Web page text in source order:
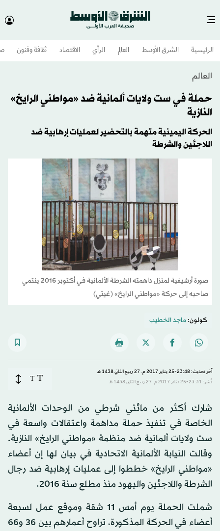
الرئيسية الشرق الأوسط​ العالم الرأي الاقتصاد ثقافة وفنون
العالم
حملة في ست ولايات ألمانية ضد «مواطني الرايخ»
النازية
الحركة اليمينية متهمة بالتحضير لعمليات إرهابية ضد
اللاجئين والشرطة
صورة أرشيفية لمنزل داهمته الشرطة الألمانية في أكتوبر 2016 ينتمي
صاحبه إلى حركة «مواطني الرايخ» (غيتي)
كولون:ماجد الخطيب
آخر تحديث: 23:48-25 يناير 2017 م ـ 27 ربيع الثاني 1438 هـ
نُشر: 23:31-25 يناير 2017 م ـ 27 ربيع الثاني 1438 هـ
T
T
شارك أكثر من مائتي شرطي من الوحدات الألمانية
الخاصة في تنفيذ حملة مداهمة واعتقالات واسعة في
ست ولايات ألمانية ضد منظمة «مواطني الرايخ» النازية.
وقالت النيابة الألمانية الاتحادية في بيان لها إن أعضاء
«مواطني الرايخ» خططوا إلى عمليات إرهابية ضد رجال
الشرطة واللاجئين واليهود منذ مطلع سنة 2016.
شملت الحملة يوم أمس 11 شقة وموقع عمل لسبعة
أعضاء في الحركة المذكورة، تراوح أعمارهم بين 36 و66